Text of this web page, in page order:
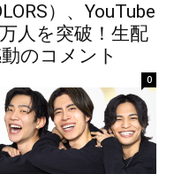
）、YouTube
人を突破！生配
のコメント
0